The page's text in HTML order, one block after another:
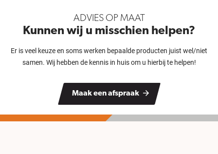
ADVIES OP MAAT
Kunnen wij u misschien helpen?
Er is veel keuze en soms werken bepaalde producten juist wel/niet
samen. Wij hebben de kennis in huis om u hierbij te helpen!
Maak een afspraak